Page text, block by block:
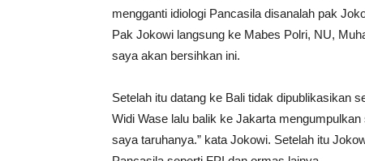
mengganti idiologi Pancasila disanalah pak
Pak Jokowi langsung ke Mabes Polri, NU,
saya akan bersihkan ini.
Setelah itu datang ke Bali tidak dipublikasikan
Widi Wase lalu balik ke Jakarta
saya taruhanya.” kata Jokowi. Setelah itu